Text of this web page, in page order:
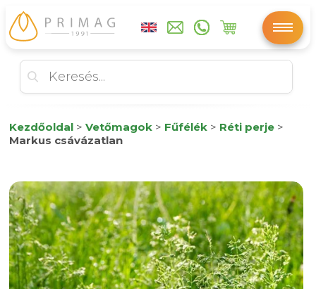
Kezdőoldal > Vetőmagok > Fűfélék > Réti perje >
Markus csávázatlan